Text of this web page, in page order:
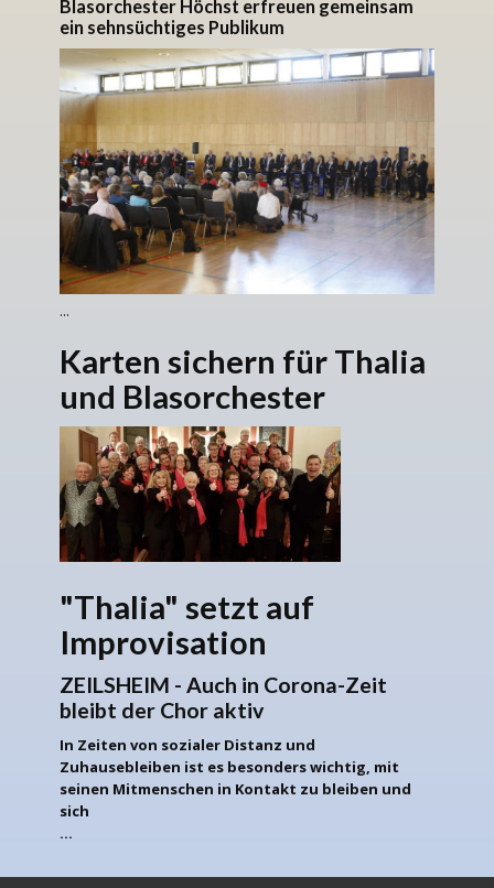
Blasorchester Höchst erfreuen gemeinsam
ein sehnsüchtiges Publikum
...
Karten sichern für Thalia
und Blasorchester
"Thalia" setzt auf
Improvisation
ZEILSHEIM - Auch in Corona-Zeit
bleibt der Chor aktiv
In Zeiten von sozialer Distanz und
Zuhausebleiben ist es besonders wichtig, mit
seinen Mitmenschen in Kontakt zu bleiben und
sich
...